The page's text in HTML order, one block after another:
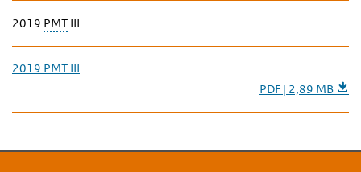
2019 PMT III
2019 PMT III
PDF | 2,89 MB